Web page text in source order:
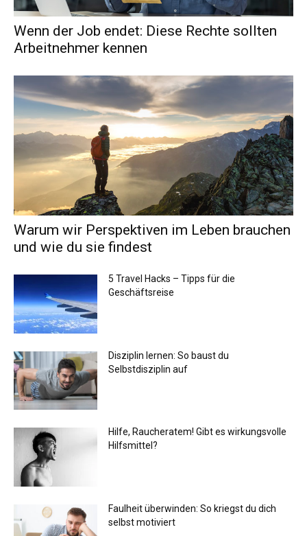
Wenn der Job endet: Diese Rechte sollten
Arbeitnehmer kennen
Warum wir Perspektiven im Leben brauchen
und wie du sie findest
5 Travel Hacks – Tipps für die
Geschäftsreise
Disziplin lernen: So baust du
Selbstdisziplin auf
Hilfe, Raucheratem! Gibt es wirkungsvolle
Hilfsmittel?
Faulheit überwinden: So kriegst du dich
selbst motiviert